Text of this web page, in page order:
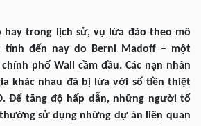
hay trong lịch sử, vụ lừa đảo theo mô
tính đến nay do Berni Madoff – một
phố Wall cầm đầu. Các nạn nhân
khác nhau đã bị lừa với số tiền thiệt
Để tăng độ hấp dẫn, những người tổ
sử dụng những dự án liên quan